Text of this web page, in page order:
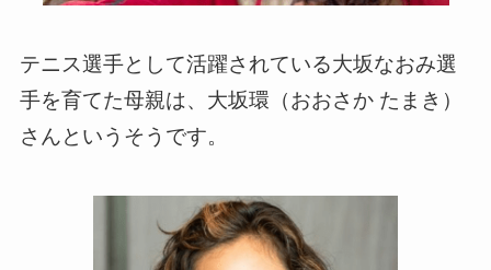
テニス選手として活躍されている大坂なおみ選
手を育てた母親は、大坂環（おおさか たまき）
さんというそうです。